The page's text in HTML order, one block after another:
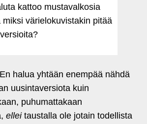
kattoo mustavalkosia
miksi värielokuvistakin pitää
halua yhtään enempää nähdä
uusintaversiota kuin
puhumattakaan
elleitaustalla ole jotain todellista